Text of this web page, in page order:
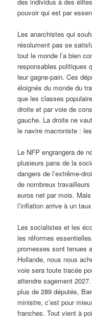
pouvoir qui est par
Les anarchistes qui
résolument pas se
tout le monde l’a bien
responsables politiques
leur gagne-pain. Ces
éloignés du monde du
que les classes
droite et par voie de
gauche. La droite ne
le navire macroniste :
Le NFP engrangera de
plusieurs pans de la
dangers de l’extrême-
de nombreux
euros net par mois.
l’inflation arrive à un
Les socialistes et les
les réformes
promesses sont tenues
Hollande, nous nous
voie sera toute tracée
attendre sagement
plus de 289 députés,
ministre, c’est pour
franches. Tout vient à